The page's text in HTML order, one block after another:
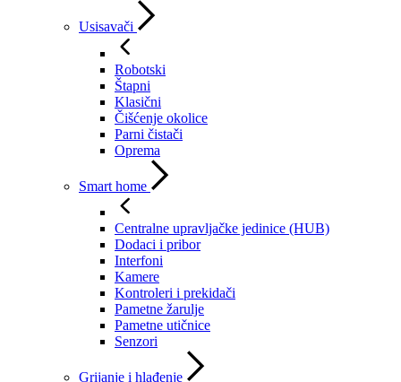
Usisavači
Robotski
Štapni
Klasični
Čišćenje okolice
Parni čistači
Oprema
Smart home
Centralne upravljačke jedinice (HUB)
Dodaci i pribor
Interfoni
Kamere
Kontroleri i prekidači
Pametne žarulje
Pametne utičnice
Senzori
Grijanje i hlađenje